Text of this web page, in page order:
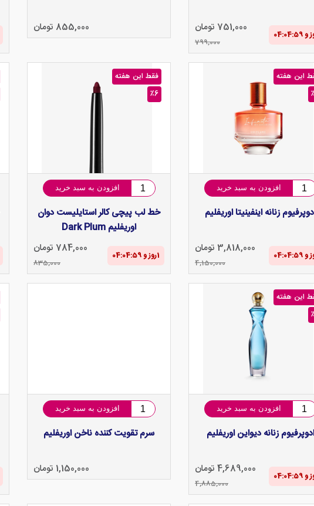
751,000 تومان
799,000
855,000 تومان
این هفته
افزودن به سبد خرید
زنانه اینفینیتا اوریفلیم
3,818,000 تومان
4,150,000
٪6
فقط این هفته
افزودن به سبد خرید
خط لب پیچی کالر استایلیست دوان
اوریفلیم Dark Plum
1‌روز و 04:04‌:‌58 784,000 تومان
835,000
این هفته
افزودن به سبد خرید
ادوپرفیوم زنانه دیواین اوریفلیم
4,689,000 تومان
4,885,000
افزودن به سبد خرید
سرم تقویت کننده ناخن اوریفلیم
1,150,000 تومان